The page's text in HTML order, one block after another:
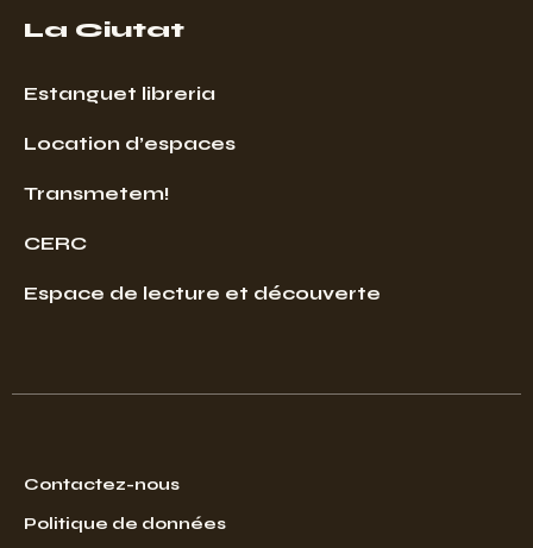
La Ciutat
Estanguet libreria
Location d’espaces
Transmetem!
CERC
Espace de lecture et découverte
Contactez-nous
Politique de données